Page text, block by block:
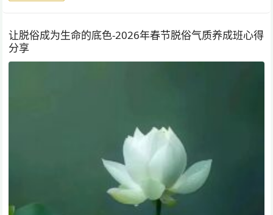
让脱俗成为生命的底色-2026年春节脱俗气质养成班心得
分享